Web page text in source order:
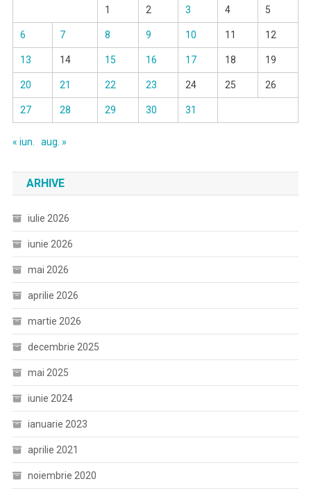
1 2 3 4 5
6 7 8 9 10 11 12
13 14 15 16 17 18 19
20 21 22 23 24 25 26
27 28 29 30 31
« iun. aug. »
ARHIVE
iulie 2026
iunie 2026
mai 2026
aprilie 2026
martie 2026
decembrie 2025
mai 2025
iunie 2024
ianuarie 2023
aprilie 2021
noiembrie 2020